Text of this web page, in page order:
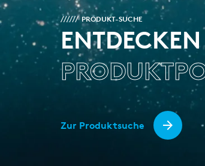
PRODUKT-SUCHE
Zur Produktsuche